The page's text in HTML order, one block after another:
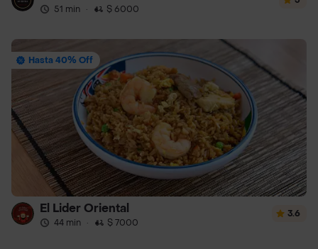
51 min · $ 6000
Hasta 40% Off
El Lider Oriental
44 min · $ 7000
3.6